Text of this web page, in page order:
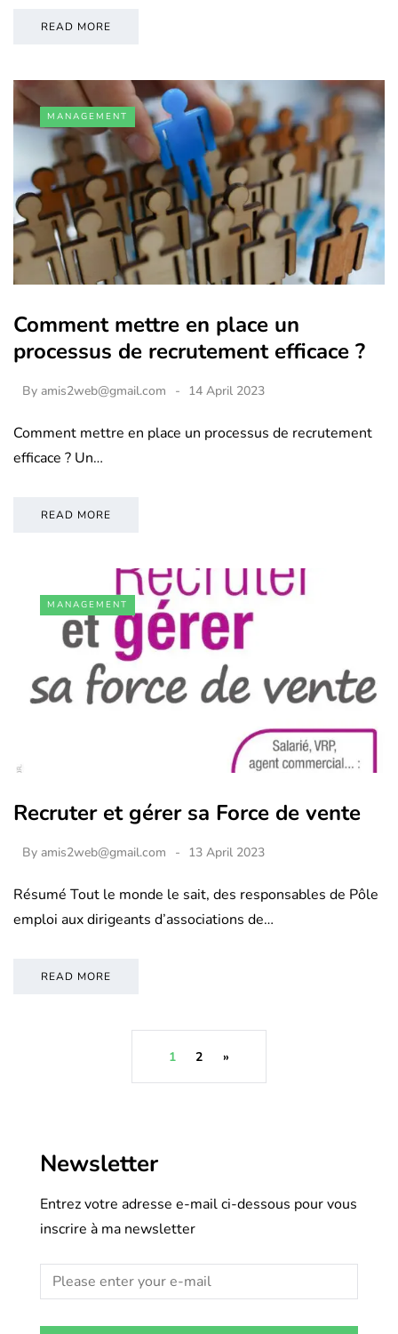
READ MORE
MANAGEMENT
Comment mettre en place un
processus de recrutement efficace ?
By amis2web@gmail.com 14 April 2023
Comment mettre en place un processus de recrutement
efficace ? Un…
READ MORE
MANAGEMENT
Recruter et gérer sa Force de vente
By amis2web@gmail.com 13 April 2023
Résumé Tout le monde le sait, des responsables de Pôle
emploi aux dirigeants d’associations de…
READ MORE
1 2 »
Newsletter
Entrez votre adresse e-mail ci-dessous pour vous
inscrire à ma newsletter